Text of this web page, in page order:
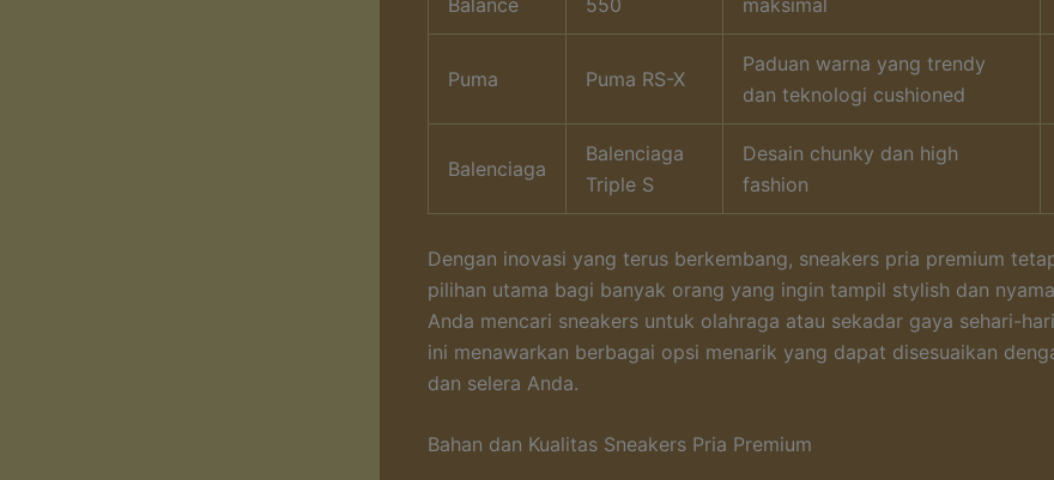
Puma Puma RS-X
Paduan warna yang trendy
dan teknologi cushioned
Balenciaga
Balenciaga
Triple S
Desain chunky dan high
fashion
Dengan inovasi yang terus berkembang, sneakers pria premium
pilihan utama bagi banyak orang yang ingin tampil stylish dan
Anda mencari sneakers untuk olahraga atau sekadar gaya sehari-
ini menawarkan berbagai opsi menarik yang dapat disesuaikan
dan selera Anda.
Bahan dan Kualitas Sneakers Pria Premium